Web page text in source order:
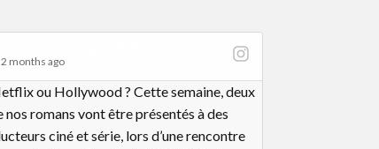
2 months ago